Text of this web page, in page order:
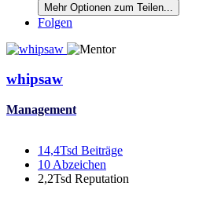
Mehr Optionen zum Teilen...
Folgen
whipsaw
Management
14,4Tsd Beiträge
10 Abzeichen
2,2Tsd Reputation